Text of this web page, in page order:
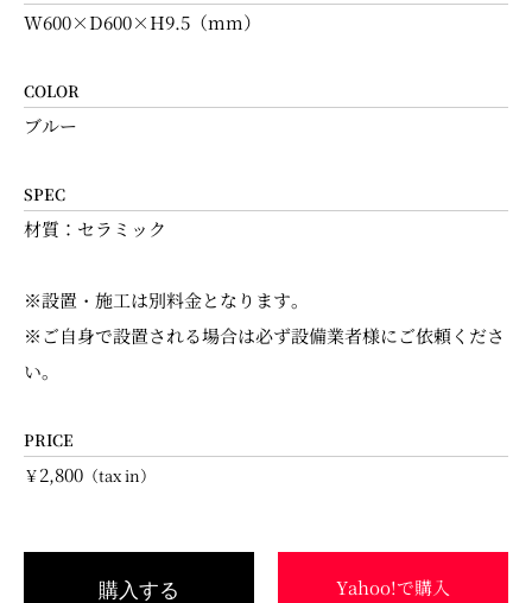
W600×D600×H9.5（mm）
COLOR
ブルー
SPEC
材質：セラミック
※設置・施工は別料金となります。
※ご自身で設置される場合は必ず設備業者様にご依頼くださ
い。
PRICE
￥2,800 （tax in）
購入する Yahoo!で購入